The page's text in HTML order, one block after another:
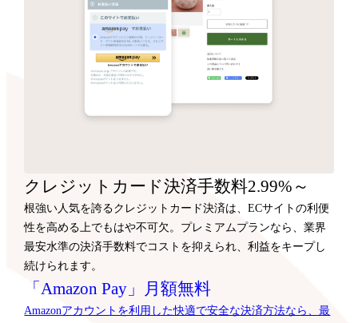
クレジットカード決済手数料2.99%～
根強い人気を誇るクレジットカード決済は、ECサイトの利便
性を高める上でもはや不可欠。プレミアムプランなら、業界
最安水準の決済手数料でコストを抑えられ、利益をキープし
続けられます。
「Amazon Pay」月額無料
Amazonアカウントを利用した快適で安全な決済方法なら、最